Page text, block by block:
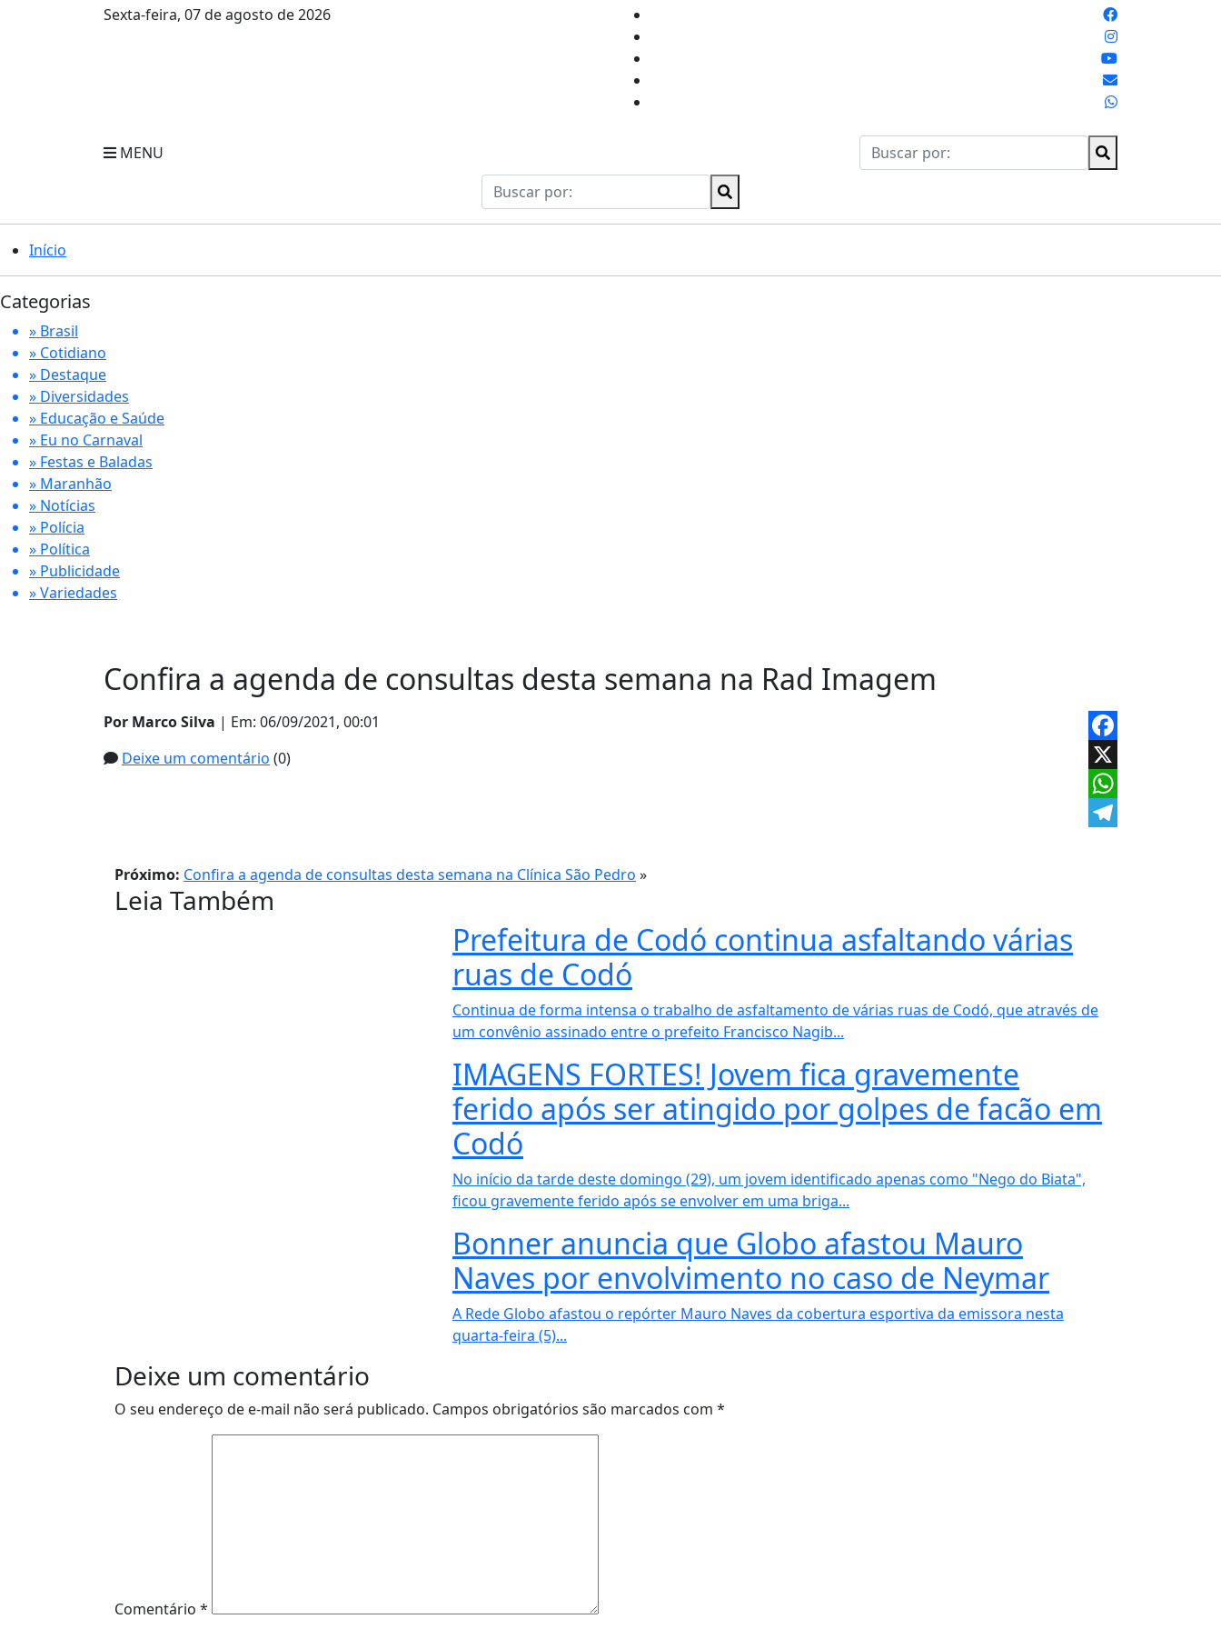
Sexta-feira, 07 de agosto de 2026
MENU
Início
Categorias
» Brasil
» Cotidiano
» Destaque
» Diversidades
» Educação e Saúde
» Eu no Carnaval
» Festas e Baladas
» Maranhão
» Notícias
» Polícia
» Política
» Publicidade
» Variedades
Confira a agenda de consultas desta semana na Rad Imagem
Por Marco Silva | Em: 06/09/2021, 00:01
Deixe um comentário (0)
Facebook
X
WhatsApp
Próximo: Confira a agenda de consultas desta semana na Clínica São Pedro »
Leia Também
Prefeitura de Codó continua asfaltando várias
ruas de Codó
Continua de forma intensa o trabalho de asfaltamento de várias ruas de Codó, que através de
um convênio assinado entre o prefeito Francisco Nagib...
IMAGENS FORTES! Jovem fica gravemente
ferido após ser atingido por golpes de facão em
Codó
No início da tarde deste domingo (29), um jovem identificado apenas como "Nego do Biata",
ficou gravemente ferido após se envolver em uma briga...
Bonner anuncia que Globo afastou Mauro
Naves por envolvimento no caso de Neymar
A Rede Globo afastou o repórter Mauro Naves da cobertura esportiva da emissora nesta
quarta-feira (5)...
Deixe um comentário
O seu endereço de e-mail não será publicado. Campos obrigatórios são marcados com *
Comentário *